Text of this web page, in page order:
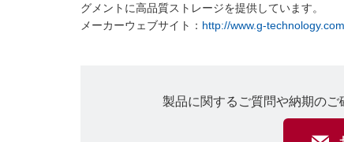
グメントに高品質ストレージを提供しています。
メーカーウェブサイト： http://www.g-
製品に関するご質問や納期の